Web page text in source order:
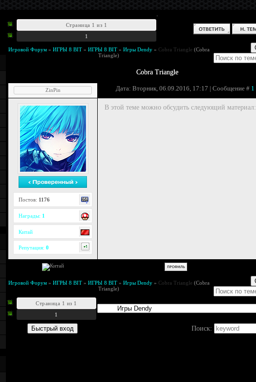
.
Страница 1 из 1
1
Игровой Форум » ИГРЫ 8 BIT » ИГРЫ 8 BIT » Игры Dendy » Cobra Triangle (Cobra
Triangle)
Cobra Triangle
ZinPin Дата: Вторник, 06.09.2016, 17:17 | Сообщение # 1
Постов: 1176
Награды: 1
Китай
Репутация: 0
В этой теме можно обсудить следующий материал:
Игровой Форум » ИГРЫ 8 BIT » ИГРЫ 8 BIT » Игры Dendy » Cobra Triangle (Cobra
Triangle)
Страница 1 из 1
1
Поиск: